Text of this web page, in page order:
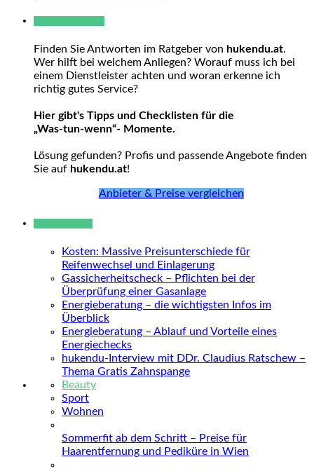
Finden Sie Antworten im Ratgeber von hukendu.at.
Wer hilft bei welchem Anliegen? Worauf muss ich bei
einem Dienstleister achten und woran erkenne ich
richtig gutes Service?
Hier gibt's Tipps und Checklisten für die
„Was-tun-wenn“- Momente.
Lösung gefunden? Profis und passende Angebote finden
Sie auf hukendu.at!
Anbieter & Preise vergleichen
Kosten: Massive Preisunterschiede für
Reifenwechsel und Einlagerung
Gassicherheitscheck – Pflichten bei der
Überprüfung einer Gasanlage
Energieberatung – die wichtigsten Infos im
Überblick
Energieberatung – Ablauf und Vorteile eines
Energiechecks
hukendu-Interview mit DDr. Claudius Ratschew –
Thema Gratis Zahnspange
Beauty
Sport
Wohnen
Sommerfit ab dem Schritt – Preise für
Haarentfernung und Pediküre in Wien